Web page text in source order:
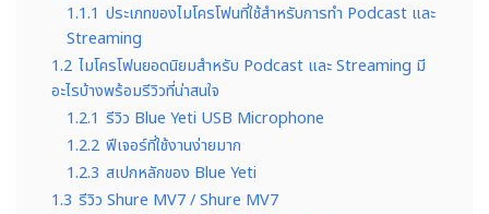
1.1.1 ประเภทของไมโครโฟนที่ใช้สำหรับการทำ Podcast และ
Streaming
1.2 ไมโครโฟนยอดนิยมสำหรับ Podcast และ Streaming มี
อะไรบ้างพร้อมรีวิวที่น่าสนใจ
1.2.1 รีวิว Blue Yeti USB Microphone
1.2.2 ฟีเจอร์ที่ใช้งานง่ายมาก
1.2.3 สเปกหลักของ Blue Yeti
1.3 รีวิว Shure MV7 / Shure MV7